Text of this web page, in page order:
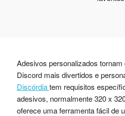
Adesivos personalizados tornam
Discord mais divertidos e
Discórdiatem requisitos
adesivos, normalmente 320 x
oferece uma ferramenta fácil de